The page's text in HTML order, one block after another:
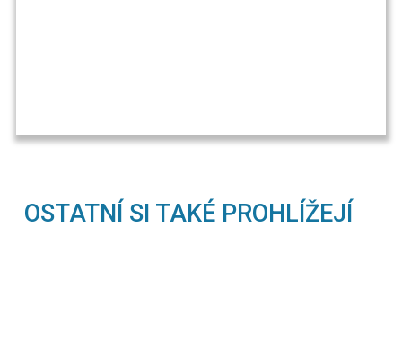
OSTATNÍ SI TAKÉ PROHLÍŽEJÍ